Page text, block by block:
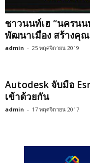
ชาวนนท์เฮ “นครนน
พัฒนาเมือง สร้างคุ
admin - 25 พฤศจิกายน 2019
Autodesk จับมือ
เข้าด้วยกัน
admin - 17 พฤศจิกายน 2017